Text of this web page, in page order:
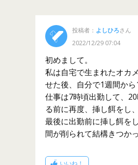
投稿者： よしひろさん
2022/12/29 07:04
初めまして。
私は自宅で生まれたオカ
せた後、自分で1週間から
仕事は7時頃出勤して、
る前に再度、挿し餌をし
最後に出勤前に挿し餌を
間が削られて結構きつか